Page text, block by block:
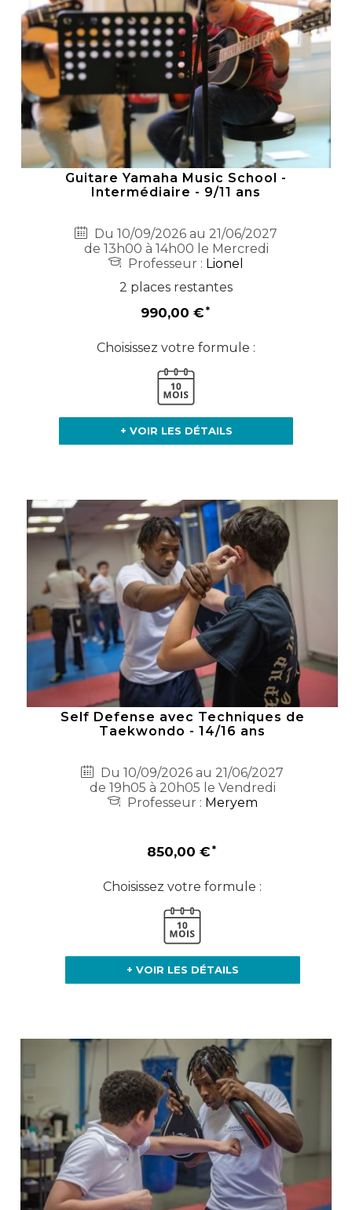
Guitare Yamaha Music School -
Intermédiaire - 9/11 ans
Du 10/09/2026 au 21/06/2027
de 13h00 à 14h00 le Mercredi
Professeur : Lionel
2 places restantes
990,00 €
Choisissez votre formule :
+ VOIR LES DÉTAILS
Self Defense avec Techniques de
Taekwondo - 14/16 ans
Du 10/09/2026 au 21/06/2027
de 19h05 à 20h05 le Vendredi
Professeur : Meryem
850,00 €
Choisissez votre formule :
+ VOIR LES DÉTAILS